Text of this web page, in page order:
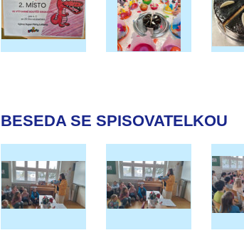
BESEDA SE SPISOVATELKOU